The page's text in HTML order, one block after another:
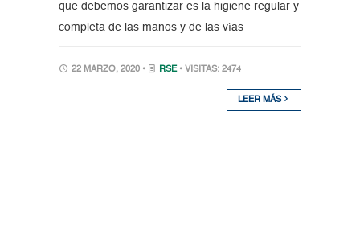
que debemos garantizar es la higiene regular y
completa de las manos y de las vías
22 MARZO, 2020 • RSE • VISITAS: 2474
LEER MÁS